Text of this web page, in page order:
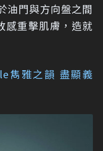
油門與方向盤之間
感重擊肌膚，造就
雋雅之韻 盡顯義